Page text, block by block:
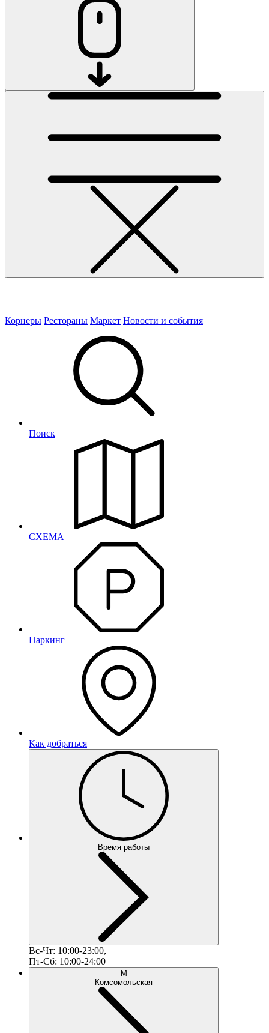
Корнеры Рестораны Маркет Новости и события
Поиск
СХЕМА
Паркинг
Как добраться
Время работы
Вс-Чт: 10:00-23:00,
Пт-Сб: 10:00-24:00
М
Комсомольская